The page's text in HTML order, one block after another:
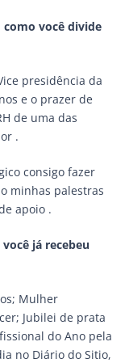
como você divide
presidência da
e o prazer de
de uma das
.
consigo fazer
minhas palestras
apoio .
já recebeu
Mulher
Jubilei de prata
do Ano pela
no Diário do Sitio,